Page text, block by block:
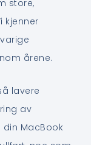
store,
kjenner
årene.
lavere
av
din MacBook